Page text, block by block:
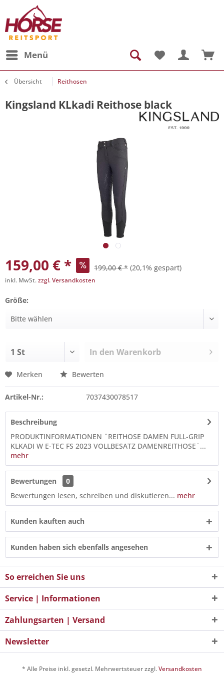
Menü
Übersicht Reithosen
Kingsland KLkadi Reithose black
159,00 € * 199,00 € * (20,1% gespart)
inkl. MwSt.zzgl. Versandkosten
Größe:
In den Warenkorb
Merken Bewerten
Artikel-Nr.: 7037430078517
Beschreibung
PRODUKTINFORMATIONEN ¨REITHOSE DAMEN FULL-GRIP
KLKADI W E-TEC FS 2023 VOLLBESATZ DAMENREITHOSE¨...
mehr
Bewertungen
0
Bewertungen lesen, schreiben und diskutieren... mehr
Kunden kauften auch
Kunden haben sich ebenfalls angesehen
So erreichen Sie uns
Service | Informationen
Zahlungsarten | Versand
Newsletter
* Alle Preise inkl. gesetzl. Mehrwertsteuer zzgl.Versandkosten